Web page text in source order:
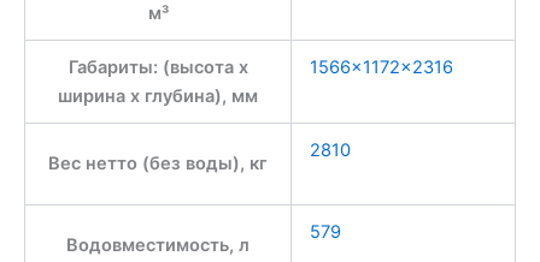
м³
Габариты: (высота x
ширина x глубина), мм
1566×1172×2316
Вес нетто (без воды), кг
2810
Водовместимость, л
579